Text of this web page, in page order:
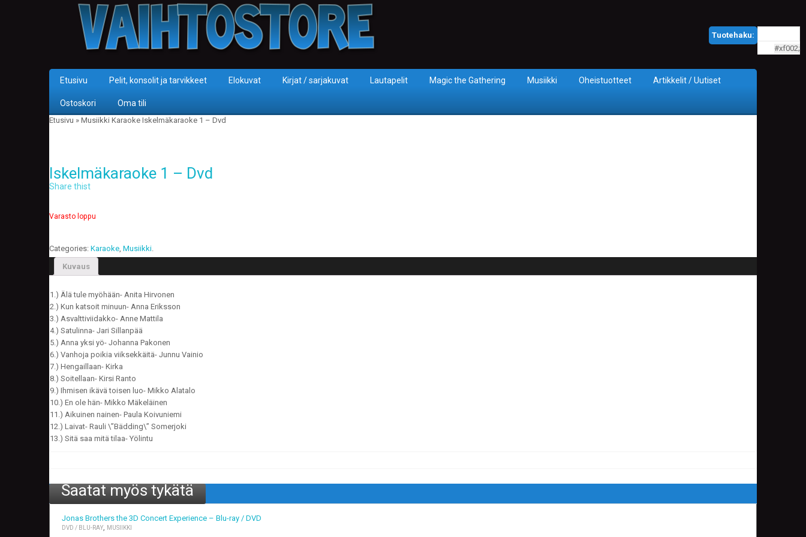
Tuotehaku:
Etusivu Pelit, konsolit ja tarvikkeet Elokuvat Kirjat / sarjakuvat Lautapelit Magic the Gathering Musiikki Oheistuotteet Artikkelit / Uutiset
Ostoskori Oma tili
Etusivu » Musiikki Karaoke Iskelmäkaraoke 1 – Dvd
Iskelmäkaraoke 1 – Dvd
Share thist
Varasto loppu
Categories: Karaoke, Musiikki.
Kuvaus
1.) Älä tule myöhään- Anita Hirvonen
2.) Kun katsoit minuun- Anna Eriksson
3.) Asvalttiviidakko- Anne Mattila
4.) Satulinna- Jari Sillanpää
5.) Anna yksi yö- Johanna Pakonen
6.) Vanhoja poikia viiksekkäitä- Junnu Vainio
7.) Hengaillaan- Kirka
8.) Soitellaan- Kirsi Ranto
9.) Ihmisen ikävä toisen luo- Mikko Alatalo
10.) En ole hän- Mikko Mäkeläinen
11.) Aikuinen nainen- Paula Koivuniemi
12.) Laivat- Rauli \”Bädding\” Somerjoki
13.) Sitä saa mitä tilaa- Yölintu
Saatat myös tykätä
Jonas Brothers the 3D Concert Experience – Blu-ray / DVD
DVD / BLU-RAY, MUSIIKKI